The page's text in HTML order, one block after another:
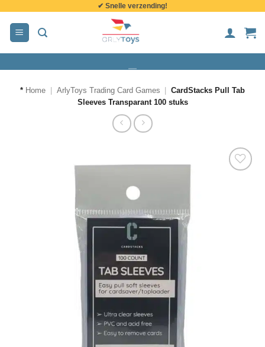
inhoud
✔ Snelle verzending!
* Home ArlyToys Trading Card Games
CardStacks Pull Tab
Sleeves Transparant 100 stuks